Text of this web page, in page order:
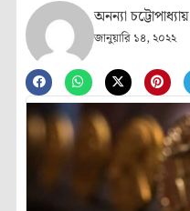
অনন্যা চট্টোপাধ্যায়
জানুয়ারি ১৪, ২০২২